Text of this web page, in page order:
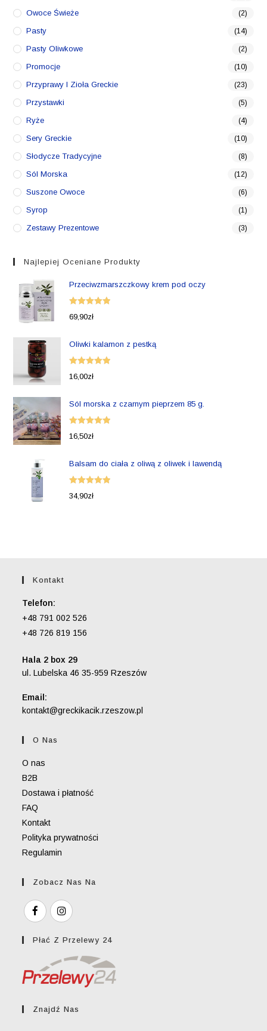
Owoce Świeże (2)
Pasty (14)
Pasty Oliwkowe (2)
Promocje (10)
Przyprawy I Zioła Greckie (23)
Przystawki (5)
Ryże (4)
Sery Greckie (10)
Słodycze Tradycyjne (8)
Sól Morska (12)
Suszone Owoce (6)
Syrop (1)
Zestawy Prezentowe (3)
Najlepiej Oceniane Produkty
Przeciwzmarszczkowy krem pod oczy
Oceniono
69,90zł
Oliwki kalamon z pestką
Oceniono
16,00zł
Sól morska z czarnym pieprzem 85 g.
Oceniono
16,50zł
Balsam do ciała z oliwą z oliwek i lawendą
Oceniono
34,90zł
Kontakt
Telefon:
+48 791 002 526
+48 726 819 156
Hala 2 box 29
ul. Lubelska 46 35-959 Rzeszów
Email:
kontakt@greckikacik.rzeszow.pl
O Nas
O nas
B2B
Dostawa i płatność
FAQ
Kontakt
Polityka prywatności
Regulamin
Zobacz Nas Na
Płać Z Przelewy 24
Znajdź Nas